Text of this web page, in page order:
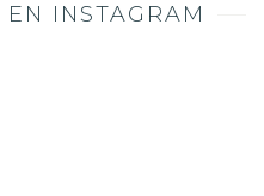
INSTAGRAM